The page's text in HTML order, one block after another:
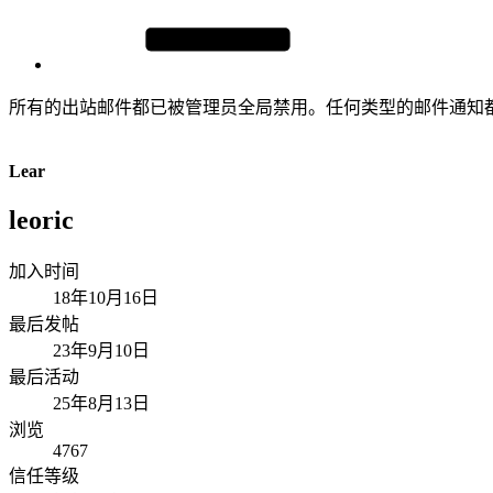
所有的出站邮件都已被管理员全局禁用。任何类型的邮件通知
Lear
leoric
加入时间
18年10月16日
最后发帖
23年9月10日
最后活动
25年8月13日
浏览
4767
信任等级